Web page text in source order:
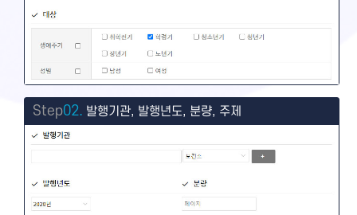
Step02. 발행기관, 발행년도, 분량, 주제